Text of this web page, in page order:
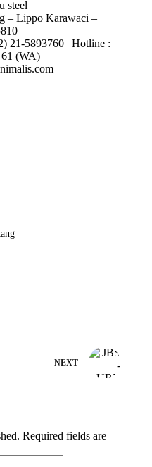
–Lippo Karawaci –
21-5893760 | Hotline :
(WA)
NEXT
Required fields are